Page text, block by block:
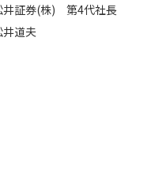
ら
井証券(株) 第4代社長
井道夫